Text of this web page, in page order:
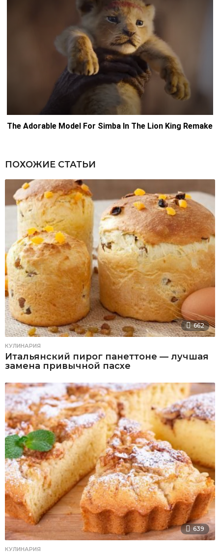
ПОХОЖИЕ СТАТЬИ
662
КУЛИНАРИЯ
Итальянский пирог панеттоне — лучшая
замена привычной пасхе
639
КУЛИНАРИЯ